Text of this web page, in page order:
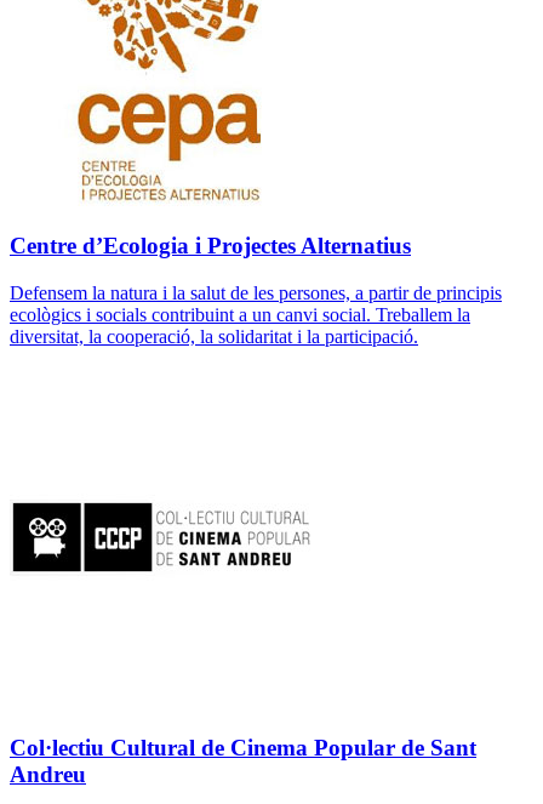
Centre d’Ecologia i Projectes Alternatius
Defensem la natura i la salut de les persones, a partir de principis
ecològics i socials contribuint a un canvi social. Treballem la
diversitat, la cooperació, la solidaritat i la participació.
Col·lectiu Cultural de Cinema Popular de Sant
Andreu